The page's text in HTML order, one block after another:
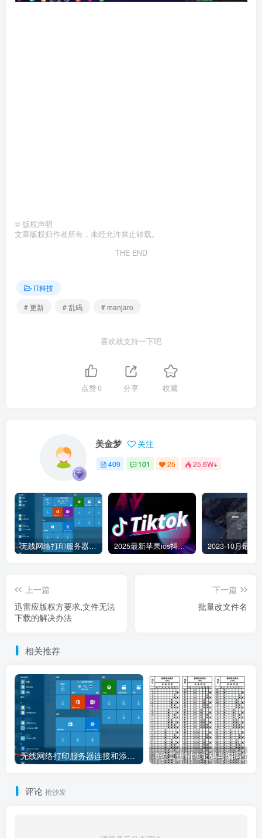
© 版权声明
文章版权归作者所有，未经允许禁止转载。
THE END
IT科技
# 更新
# 乱码 # manjaro
喜欢就支持一下吧
点赞0 分享 收藏
美金梦 关注
409 101 25 25.6W+
无线网络打印服务器连接和添加打印机教程 2025最新苹果ios抖音tiktok国际版免拔卡版本
上一篇
迅雷应版权方要求,文件无法
下载的解决办法
下一篇
批量改文件名
相关推荐
无线网络打印服务器连接和添加打印机教程
评论 抢沙发